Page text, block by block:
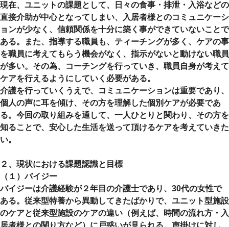
現在、ユニットの課題として、日々の食事・排泄・入浴などの
直接介助が中心となってしまい、入居者様とのコミュニケーシ
ョンが少なく、信頼関係を十分に築く事ができていないことで
ある。また、指導する職員も、ティーチングが多く、ケアの事
を職員に考えてもらう機会がなく、指示がないと動けない職員
が多い。その為、コーチングを行っていき、職員自身が考えて
ケアを行えるようにしていく必要がある。
介護を行っていくうえで、コミュニケーションは重要であり、
個人の声に耳を傾け、その方を理解した個別ケアが必要であ
る。今回の取り組みを通して、一人ひとりと関わり、その方を
知ることで、安心した生活を送って頂けるケアを考えていきた
い。
２、現状における課題認識と目標
（１）バイジー
バイジーは介護経験が２年目の介護士であり、30代の女性で
ある。従来型特養から異動してきたばかりで、ユニット型施設
のケアと従来型施設のケアの違い（例えば、時間の流れ方・入
居者様との関り方など）に戸惑いが見られる。声掛けに対し